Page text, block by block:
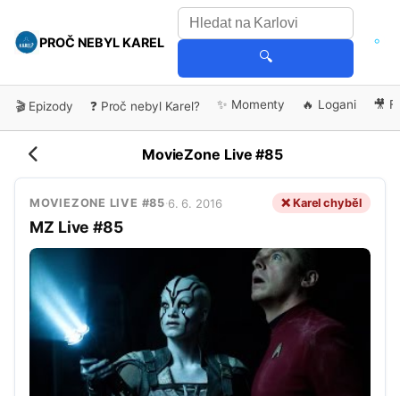
PROČ NEBYL KAREL
🔍
🎬 Epizody ❓ Proč nebyl Karel? ✨ Momenty 🔥 Logani 🎥
MovieZone Live #85
MOVIEZONE LIVE #85·6. 6. 2016 ❌ Karel chyběl
MZ Live #85